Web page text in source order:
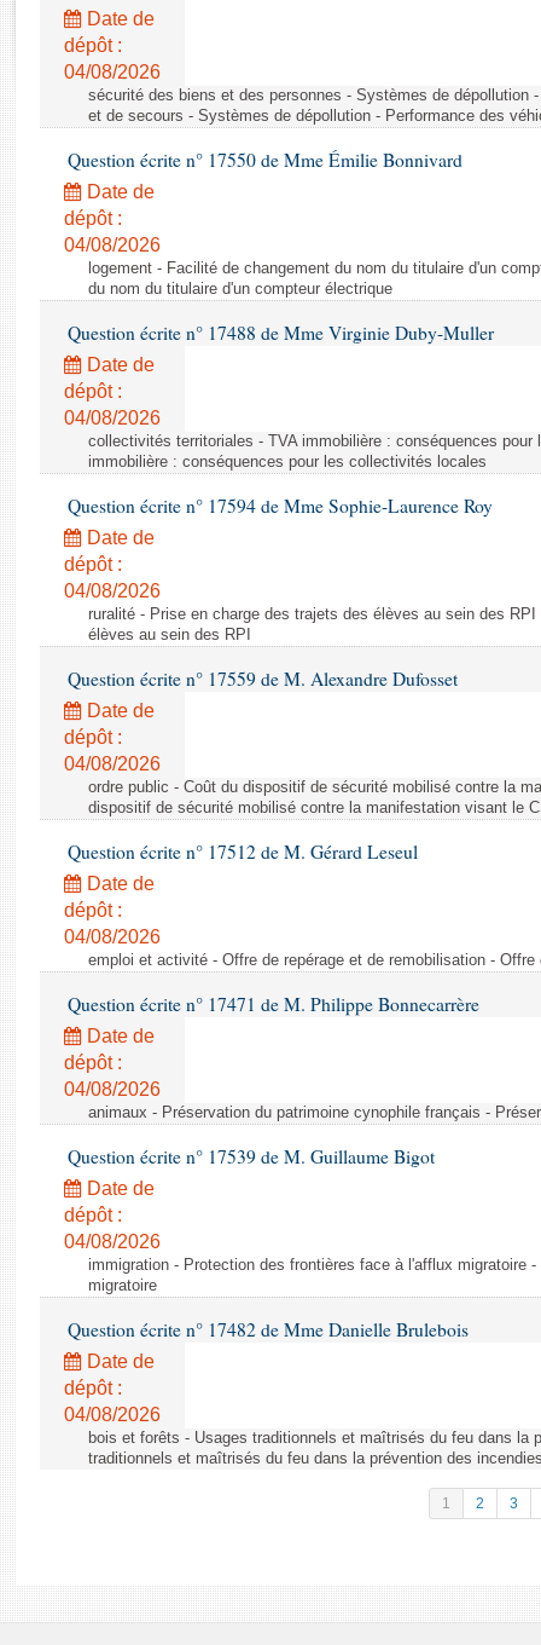
Rapports législatifs
Rapports sur l'application des lois
Baromètre de l’application des lois
Dossiers législatifs
Budget et sécurité sociale
Questions écrites et orales
Comptes rendus des débats
Date de
dépôt :
04/08/2026
sécurité des biens et des personnes - Systèmes de dépollution
et de secours - Systèmes de dépollution - Performance des
Question écrite n° 17550 de Mme Émilie Bonnivard
Date de
dépôt :
04/08/2026
logement - Facilité de changement du nom du titulaire d'un
du nom du titulaire d'un compteur électrique
Question écrite n° 17488 de Mme Virginie Duby-Muller
Date de
dépôt :
04/08/2026
collectivités territoriales - TVA immobilière : conséquences
immobilière : conséquences pour les collectivités locales
Question écrite n° 17594 de Mme Sophie-Laurence Roy
Date de
dépôt :
04/08/2026
ruralité - Prise en charge des trajets des élèves au sein des
élèves au sein des RPI
Question écrite n° 17559 de M. Alexandre Dufosset
Date de
dépôt :
04/08/2026
ordre public - Coût du dispositif de sécurité mobilisé contre la
dispositif de sécurité mobilisé contre la manifestation visant le
Question écrite n° 17512 de M. Gérard Leseul
Date de
dépôt :
04/08/2026
emploi et activité - Offre de repérage et de remobilisation -
Question écrite n° 17471 de M. Philippe Bonnecarrère
Date de
dépôt :
04/08/2026
animaux - Préservation du patrimoine cynophile français -
Question écrite n° 17539 de M. Guillaume Bigot
Date de
dépôt :
04/08/2026
immigration - Protection des frontières face à l'afflux migratoire
migratoire
Question écrite n° 17482 de Mme Danielle Brulebois
Date de
dépôt :
04/08/2026
bois et forêts - Usages traditionnels et maîtrisés du feu dans la
traditionnels et maîtrisés du feu dans la prévention des
1 2 3